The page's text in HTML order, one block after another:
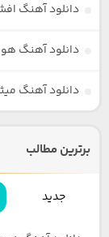
دانلود آهنگ
دانلود آهنگ
دانلود آهنگ
برترین مطالب
جدید